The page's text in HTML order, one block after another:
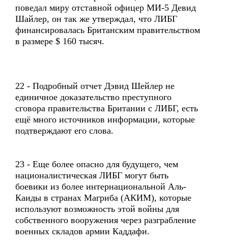
поведал миру отставной офицер МИ-5 Девид
Шайлер, он так же утверждал, что ЛИБГ
финансировалась Британским правительством
в размере $ 160 тысяч.
22 - Подробный отчет Дэвид Шейлер не
единичное доказательство преступного
сговора правительства Британии с ЛИБГ, есть
ещё много источников информации, которые
подтверждают его слова.
23 - Еще более опасно для будущего, чем
националистическая ЛИБГ могут быть
боевики из более интернациональной Аль-
Каиды в странах Магриба (АКИМ), которые
используют возможность этой войны для
собственного вооружения через разграбление
военных складов армии Каддафи.